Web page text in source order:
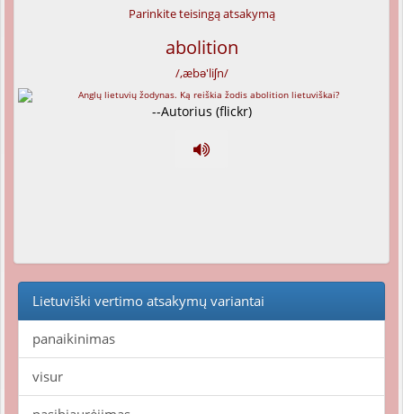
Parinkite teisingą atsakymą
abolition
/,æbə'liʃn/
--Autorius (flickr)
Lietuviški vertimo atsakymų variantai
panaikinimas
visur